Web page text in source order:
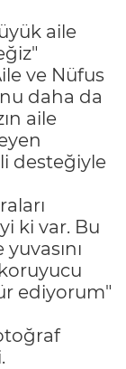
aile
ve Nüfus
daha da
aile
desteğiyle
ki var. Bu
ediyorum"